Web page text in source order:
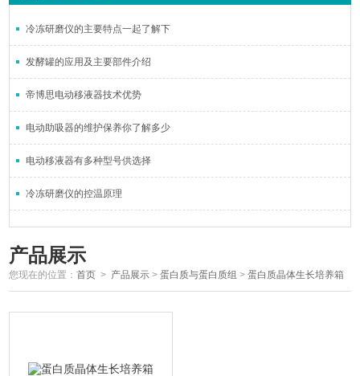
冷冻研磨仪的主要特点一起了解下
发酵罐的应用及主要部件介绍
帝博思电动移液器技术优势
电动助吸器的维护保养你了解多少
电动移液器有多种型号供选择
冷冻研磨仪的控温原理
产品展示
您现在的位置：首页 > 产品展示 >蛋白质与蛋白质组 >蛋白质晶体生长培养箱